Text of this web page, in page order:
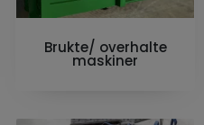
Brukte/ overhalte
maskiner